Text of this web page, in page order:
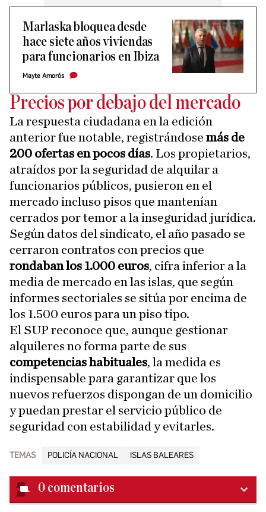
Marlaska bloquea desde
hace siete años viviendas
para funcionarios en Ibiza
Mayte Amorós
Precios por debajo del mercado
La respuesta ciudadana en la edición
anterior fue notable, registrándose más de
200 ofertas en pocos días. Los propietarios,
atraídos por la seguridad de alquilar a
funcionarios públicos, pusieron en el
mercado incluso pisos que mantenían
cerrados por temor a la inseguridad jurídica.
Según datos del sindicato, el año pasado se
cerraron contratos con precios que
rondaban los 1.000 euros, cifra inferior a la
media de mercado en las islas, que según
informes sectoriales se sitúa por encima de
los 1.500 euros para un piso tipo.
El SUP reconoce que, aunque gestionar
alquileres no forma parte de sus
competencias habituales, la medida es
indispensable para garantizar que los
nuevos refuerzos dispongan de un domicilio
y puedan prestar el servicio público de
seguridad con estabilidad y evitarles.
TEMAS POLICÍA NACIONAL ISLAS BALEARES
0 comentarios